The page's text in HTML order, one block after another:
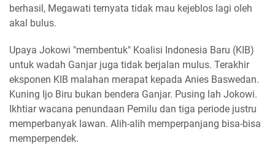
berhasil, Megawati ternyata tidak mau kejeblos lagi oleh
akal bulus.
Upaya Jokowi "membentuk" Koalisi Indonesia Baru (KIB)
untuk wadah Ganjar juga tidak berjalan mulus. Terakhir
eksponen KIB malahan merapat kepada Anies Baswedan.
Kuning Ijo Biru bukan bendera Ganjar. Pusing lah Jokowi.
Ikhtiar wacana penundaan Pemilu dan tiga periode justru
memperbanyak lawan. Alih-alih memperpanjang bisa-bisa
memperpendek.